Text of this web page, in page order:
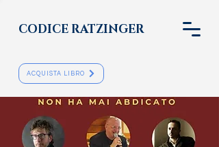
CODICE RATZINGER
ACQUISTA LIBRO